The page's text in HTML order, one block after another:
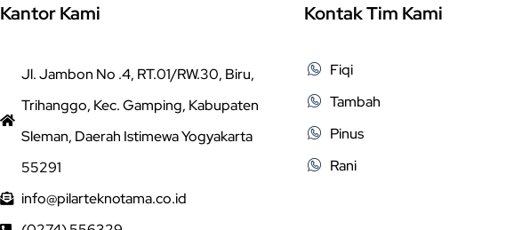
Kantor Kami
Jl. Jambon No .4, RT.01/RW.30, Biru,
Trihanggo, Kec. Gamping, Kabupaten
Sleman, Daerah Istimewa Yogyakarta
55291
info@pilarteknotama.co.id
Kontak Tim Kami
Fiqi
Tambah
Pinus
Rani